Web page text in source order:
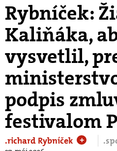
Rybníček:
Kaliňáka,
vysvetlil,
podpis
festivalom
.richard Rybníček +